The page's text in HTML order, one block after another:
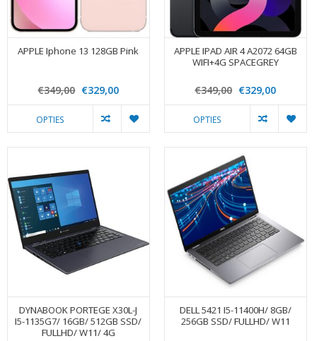
APPLE Iphone 13 128GB Pink
€349,00 €329,00
OPTIES
APPLE IPAD AIR 4 A2072 64GB
WIFI+4G SPACEGREY
€349,00 €329,00
OPTIES
DYNABOOK PORTEGE X30L-J
I5-1135G7/ 16GB/ 512GB SSD/
FULLHD/ W11/ 4G
DELL 5421 I5-11400H/ 8GB/
256GB SSD/ FULLHD/ W11